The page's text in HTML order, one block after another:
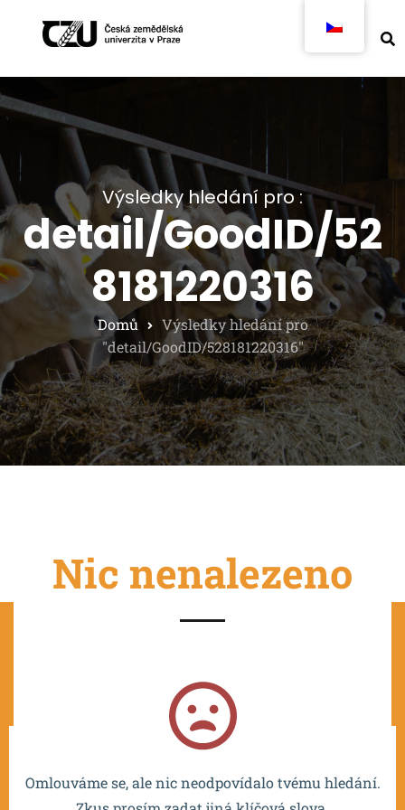
Výsledky hledání pro :
detail/GoodID/52
8181220316
Domů
Výsledky hledání pro
"detail/GoodID/528181220316"
Nic nenalezeno
Omlouváme se, ale nic neodpovídalo tvému hledání.